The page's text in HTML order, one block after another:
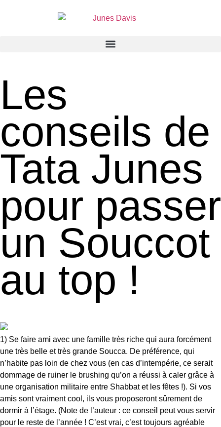
Les
conseils de
Tata Junes
pour passer
un Souccot
au top !
1) Se faire ami avec une famille très riche qui aura forcément
une très belle et très grande Soucca. De préférence, qui
n’habite pas loin de chez vous (en cas d’intempérie, ce serait
dommage de ruiner le brushing qu’on a réussi à caler grâce à
une organisation militaire entre Shabbat et les fêtes !). Si vos
amis sont vraiment cool, ils vous proposeront sûrement de
dormir à l’étage. (Note de l’auteur : ce conseil peut vous servir
pour le reste de l’année ! C’est vrai, c’est toujours agréable